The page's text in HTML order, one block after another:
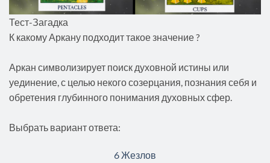
Тест-Загадка
К какому Аркану подходит такое значение ?
Аркан символизирует поиск духовной истины или
уединение, с целью некого созерцания, познания себя и
обретения глубинного понимания духовных сфер.
Выбрать вариант ответа:
6 Жезлов